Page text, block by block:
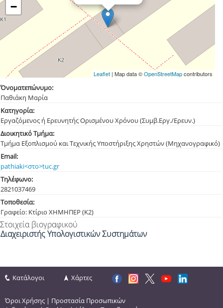
−
Leaflet| Map data ©OpenStreetMapcontributors
Όνοματεπώνυμο:
Παθιάκη Μαρία
Κατηγορία:
Εργαζόμενος ή Ερευνητής Ορισμένου Χρόνου (Συμβ.Εργ./Ερευν.)
Διοικητικό Τμήμα:
Τμήμα Εξοπλισμού και Τεχνικής Υποστήριξης Χρηστών (Μηχανογραφικό)
Email:
pathiaki<στο>tuc.gr
Τηλέφωνο:
2821037469
Τοποθεσία:
Γραφείο: Κτίριο ΧΗΜΗΠΕΡ (Κ2)
Στοιχεία βιογραφικού
Διαχειριστής Υπολογιστικών Συστημάτων
Κατάλογοι Χάρτες
Όροι Χρήσης | Προστασία Προσωπικών